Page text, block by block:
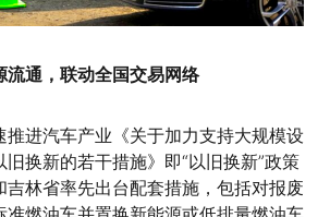
流通，联动全国交易网络
推进汽车产业《关于加力支持大规模设
换新的若干措施》即“以旧换新”政策
吉林省率先出台配套措施，包括对报废